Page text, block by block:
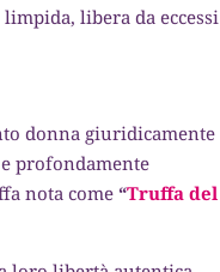
libera da eccessi
donna giuridicamente
profondamente
nota come“Truffa del